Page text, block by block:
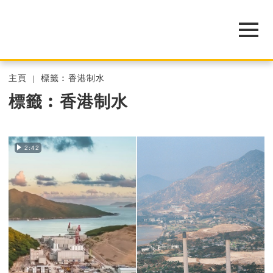
主頁 標籤︰香港制水
標籤︰香港制水
2:42